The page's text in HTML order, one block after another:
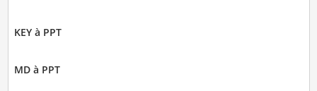
KEY à PPT
MD à PPT